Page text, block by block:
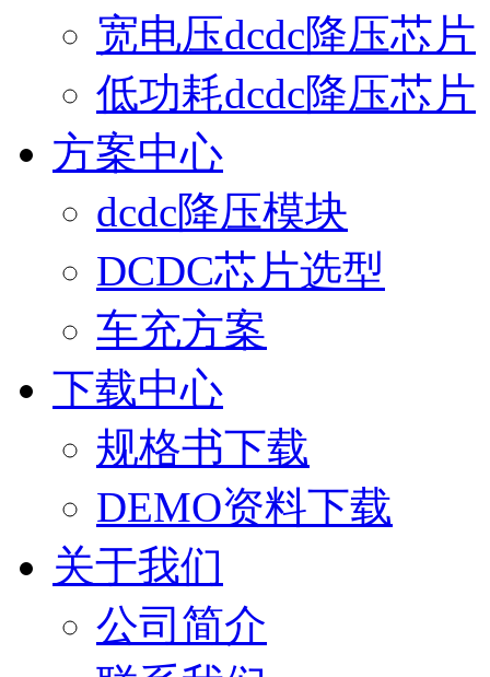
宽电压dcdc降压芯片
低功耗dcdc降压芯片
方案中心
dcdc降压模块
DCDC芯片选型
车充方案
下载中心
规格书下载
DEMO资料下载
关于我们
公司简介